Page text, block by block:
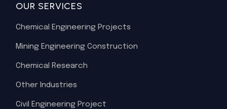
OUR SERVICES
Chemical Engineering Projects
Mining Engineering Construction
Chemical Research
Other Industries
Civil Engineering Project